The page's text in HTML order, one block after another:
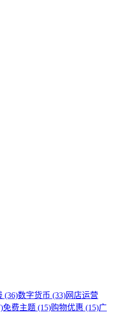
(36)数字货币 (33)网店运营
免费主题 (15)购物优惠 (15)广